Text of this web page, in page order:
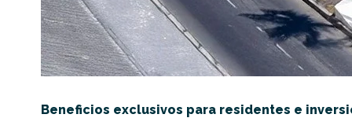
Beneficios exclusivos para residentes e